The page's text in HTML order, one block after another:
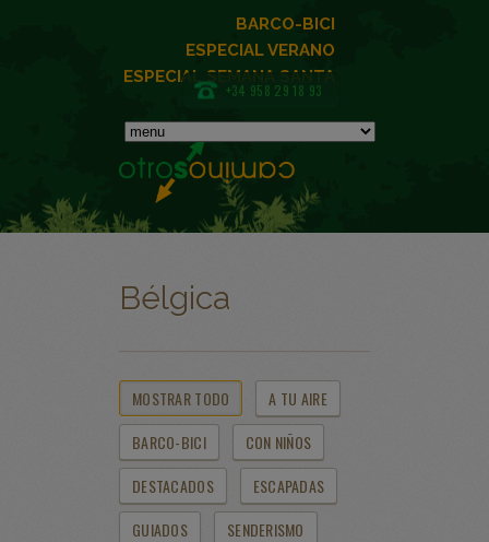
BARCO-BICI
ESPECIAL VERANO
ESPECIAL SEMANA SANTA
+34 958 29 18 93
Bélgica
MOSTRAR TODO
A TU AIRE
BARCO-BICI
CON NIÑOS
DESTACADOS
ESCAPADAS
GUIADOS
SENDERISMO